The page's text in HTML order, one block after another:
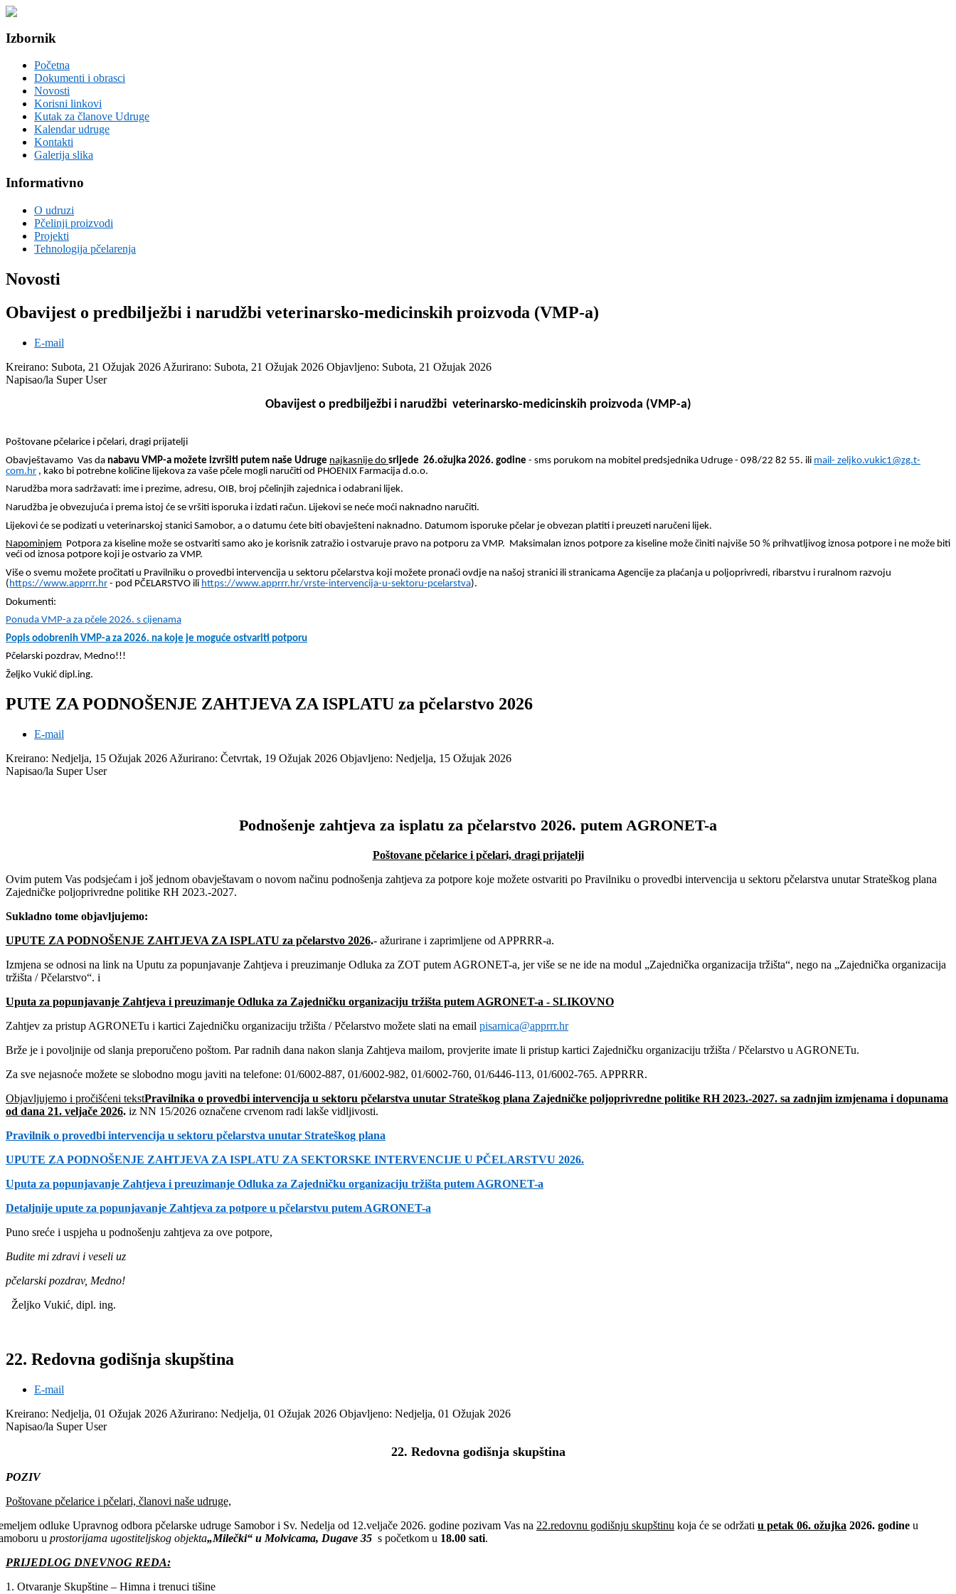
Izbornik
Početna
Dokumenti i obrasci
Novosti
Korisni linkovi
Kutak za članove Udruge
Kalendar udruge
Kontakti
Galerija slika
Informativno
O udruzi
Pčelinji proizvodi
Projekti
Tehnologija pčelarenja
Novosti
Obavijest o predbilježbi i narudžbi veterinarsko-medicinskih proizvoda (VMP-a)
E-mail
Kreirano: Subota, 21 Ožujak 2026 Ažurirano: Subota, 21 Ožujak 2026 Objavljeno: Subota, 21 Ožujak 2026
Napisao/la Super User
Obavijest o predbilježbi i narudžbi veterinarsko-medicinskih proizvoda (VMP-a)
Poštovane pčelarice i pčelari, dragi prijatelji
Obavještavamo Vas da nabavu VMP-a možete izvršiti putem naše Udruge najkasnije do srijede 26.ožujka 2026. godine - sms porukom na mobitel predsjednika Udruge - 098/22 82 55. ili mail- zeljko.vukic1@zg.t-
com.hr , kako bi potrebne količine lijekova za vaše pčele mogli naručiti od PHOENIX Farmacija d.o.o.
Narudžba mora sadržavati: ime i prezime, adresu, OIB, broj pčelinjih zajednica i odabrani lijek.
Narudžba je obvezujuća i prema istoj će se vršiti isporuka i izdati račun. Lijekovi se neće moći naknadno naručiti.
Lijekovi će se podizati u veterinarskoj stanici Samobor, a o datumu ćete biti obavješteni naknadno. Datumom isporuke pčelar je obvezan platiti i preuzeti naručeni lijek.
Napominjem Potpora za kiseline može se ostvariti samo ako je korisnik zatražio i ostvaruje pravo na potporu za VMP. Maksimalan iznos potpore za kiseline može činiti najviše 50 % prihvatljivog iznosa potpore i ne može biti
veći od iznosa potpore koji je ostvario za VMP.
Više o svemu možete pročitati u Pravilniku o provedbi intervencija u sektoru pčelarstva koji možete pronaći ovdje na našoj stranici ili stranicama Agencije za plaćanja u poljoprivredi, ribarstvu i ruralnom razvoju
( https://www.apprrr.hr - pod PČELARSTVO ili https://www.apprrr.hr/vrste-intervencija-u-sektoru-pcelarstva).
Dokumenti:
Ponuda VMP-a za pčele 2026. s cijenama
Popis odobrenih VMP-a za 2026. na koje je moguće ostvariti potporu
Pčelarski pozdrav, Medno!!!
Željko Vukić dipl.ing.
PUTE ZA PODNOŠENJE ZAHTJEVA ZA ISPLATU za pčelarstvo 2026
E-mail
Kreirano: Nedjelja, 15 Ožujak 2026 Ažurirano: Četvrtak, 19 Ožujak 2026 Objavljeno: Nedjelja, 15 Ožujak 2026
Napisao/la Super User
Podnošenje zahtjeva za isplatu za pčelarstvo 2026. putem AGRONET-a
Poštovane pčelarice i pčelari, dragi prijatelji
Ovim putem Vas podsjećam i još jednom obavještavam o novom načinu podnošenja zahtjeva za potpore koje možete ostvariti po Pravilniku o provedbi intervencija u sektoru pčelarstva unutar Strateškog plana
Zajedničke poljoprivredne politike RH 2023.-2027.
Sukladno tome objavljujemo:
UPUTE ZA PODNOŠENJE ZAHTJEVA ZA ISPLATU za pčelarstvo 2026.- ažurirane i zaprimljene od APPRRR-a.
Izmjena se odnosi na link na Uputu za popunjavanje Zahtjeva i preuzimanje Odluka za ZOT putem AGRONET-a, jer više se ne ide na modul „Zajednička organizacija tržišta“, nego na „Zajednička organizacija
tržišta / Pčelarstvo“. i
Uputa za popunjavanje Zahtjeva i preuzimanje Odluka za Zajedničku organizaciju tržišta putem AGRONET-a - SLIKOVNO
Zahtjev za pristup AGRONETu i kartici Zajedničku organizaciju tržišta / Pčelarstvo možete slati na email pisarnica@apprrr.hr
Brže je i povoljnije od slanja preporučeno poštom. Par radnih dana nakon slanja Zahtjeva mailom, provjerite imate li pristup kartici Zajedničku organizaciju tržišta / Pčelarstvo u AGRONETu.
Za sve nejasnoće možete se slobodno mogu javiti na telefone: 01/6002-887, 01/6002-982, 01/6002-760, 01/6446-113, 01/6002-765. APPRRR.
Objavljujemo i pročišćeni tekstPravilnika o provedbi intervencija u sektoru pčelarstva unutar Strateškog plana Zajedničke poljoprivredne politike RH 2023.-2027. sa zadnjim izmjenama i dopunama
od dana 21. veljače 2026. iz NN 15/2026 označene crvenom radi lakše vidljivosti.
Pravilnik o provedbi intervencija u sektoru pčelarstva unutar Strateškog plana
UPUTE ZA PODNOŠENJE ZAHTJEVA ZA ISPLATU ZA SEKTORSKE INTERVENCIJE U PČELARSTVU 2026.
Uputa za popunjavanje Zahtjeva i preuzimanje Odluka za Zajedničku organizaciju tržišta putem AGRONET-a
Detaljnije upute za popunjavanje Zahtjeva za potpore u pčelarstvu putem AGRONET-a
Puno sreće i uspjeha u podnošenju zahtjeva za ove potpore,
Budite mi zdravi i veseli uz
pčelarski pozdrav, Medno!
Željko Vukić, dipl. ing.
22. Redovna godišnja skupština
E-mail
Kreirano: Nedjelja, 01 Ožujak 2026 Ažurirano: Nedjelja, 01 Ožujak 2026 Objavljeno: Nedjelja, 01 Ožujak 2026
Napisao/la Super User
22. Redovna godišnja skupština
POZIV
Poštovane pčelarice i pčelari, članovi naše udruge,
odluke Upravnog odbora pčelarske udruge Samobor i Sv. Nedelja od 12.veljače 2026. godine pozivam Vas na 22.redovnu godišnju skupštinu koja će se održatiu petak 06. ožujka 2026. godine u
uprostorijama ugostiteljskog objekta„Milečki“ u Molvicama, Dugave 35 s početkom u 18.00 sati.
PRIJEDLOG DNEVNOG REDA:
1. Otvaranje Skupštine – Himna i trenuci tišine